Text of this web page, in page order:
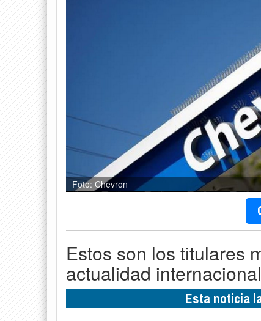
Foto: Chevron
Estos son los titulares
actualidad
Esta noticia